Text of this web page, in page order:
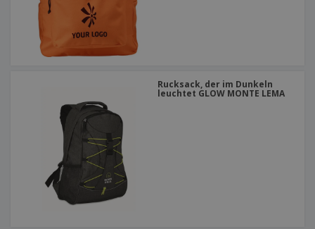
Rucksack, der im Dunkeln
leuchtet GLOW MONTE LEMA